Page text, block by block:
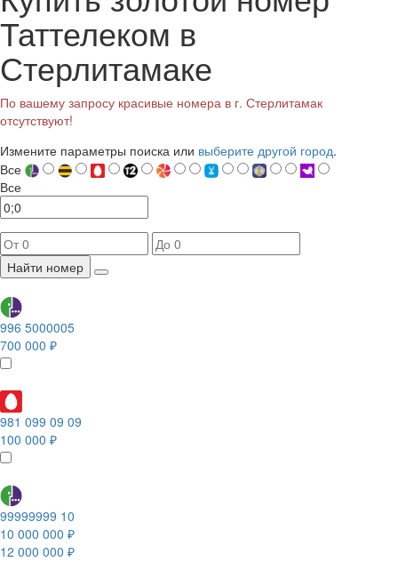
Таттелеком в
Стерлитамаке
По вашему запросу красивые номера в г. Стерлитамак
отсутствуют!
Измените параметры поиска или выберите другой город.
Все
Все
Найти номер
996 5000005
700 000 ₽
981 099 09 09
100 000 ₽
99999999 10
10 000 000 ₽
12 000 000 ₽